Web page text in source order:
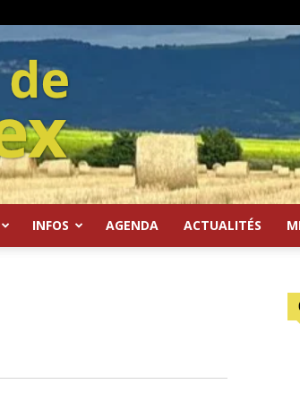
INFOS AGENDA ACTUALITÉS